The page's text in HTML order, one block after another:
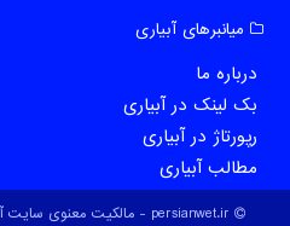
میانبرهای آبیاری
درباره ما
بک لینک در آبیاری
رپورتاژ در آبیاری
مطالب آبیاری